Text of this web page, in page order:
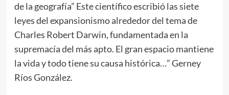
de la geografía” Este científico escribió las siete
leyes del expansionismo alrededor del tema de
Charles Robert Darwin, fundamentada en la
supremacía del más apto. El gran espacio mantiene
la vida y todo tiene su causa histórica…” Gerney
Ríos González.